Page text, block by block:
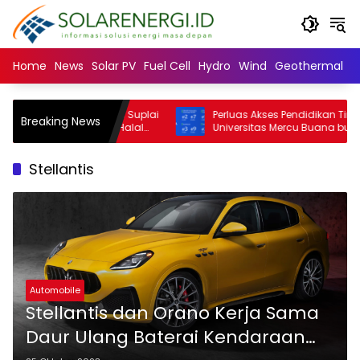
Langsung
konten
Home News Solar PV Fuel Cell Hydro Wind Geothermal
Breaking News
Mayoritas Suplai
Minuman Halal
Minoritas
Perluas Akses Pendidikan Tinggi,
Universitas Mercu Buana buka
SNBT 2026
Stellantis
Automobile
Stellantis dan Orano Kerja Sama
Daur Ulang Baterai Kendaraan